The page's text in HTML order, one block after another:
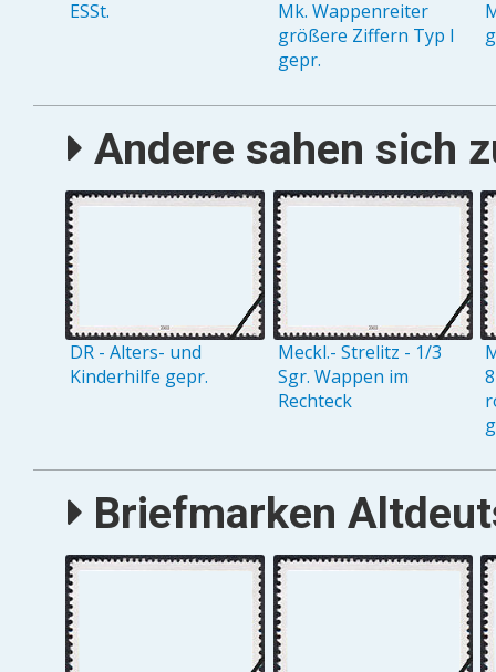
ESSt.
Mk. Wappenreiter
größere Ziffern Typ I
gepr.
Andere sahen sich
DR - Alters- und
Kinderhilfe gepr.
Meckl.- Strelitz - 1/3
Sgr. Wappen im
Rechteck
Briefmarken